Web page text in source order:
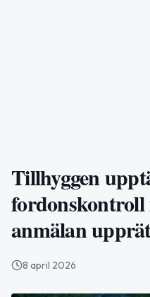
Tillhyggen
fordonskontroll
anmälan
8 april 2026